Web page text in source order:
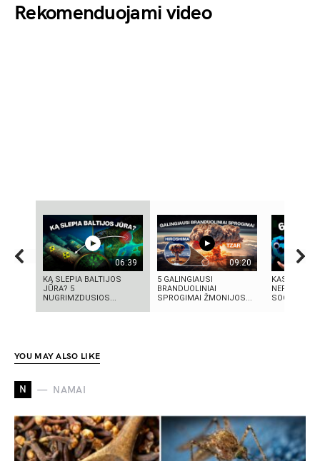
Rekomenduojami video
06:39
KĄ SLEPIA BALTIJOS
JŪRA? 5
NUGRIMZDUSIOS...
09:20
5 GALINGIAUSI
BRANDUOLINIAI
SPROGIMAI ŽMONIJOS...
KAS TAS
SOCIALINIS
YOU MAY ALSO LIKE
N NAMAI